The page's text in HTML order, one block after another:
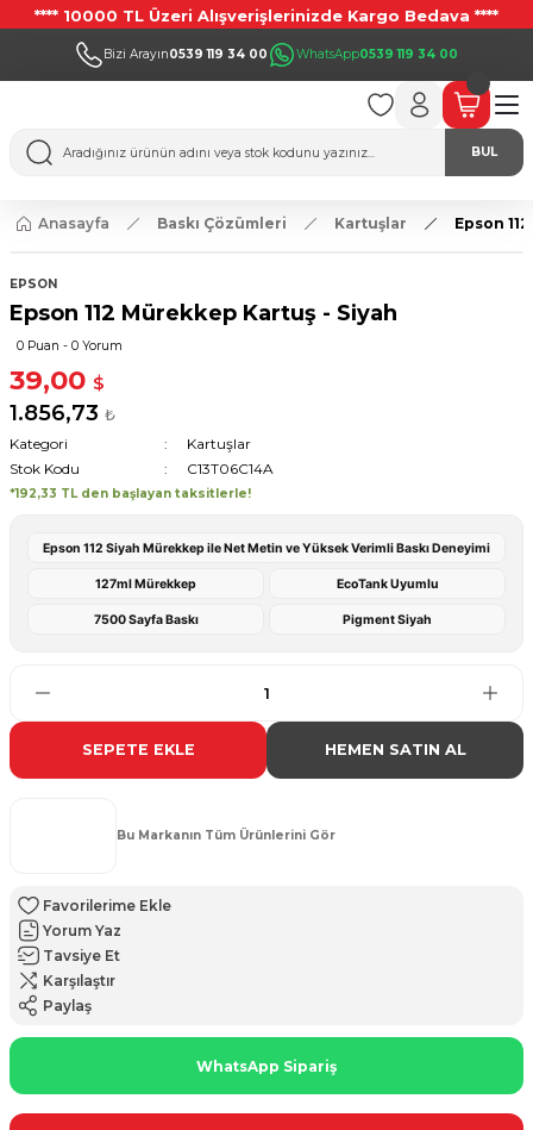
**** 10000 TL Üzeri Alışverişlerinizde Kargo Bedava ****
Bizi Arayın0539 119 34 00 WhatsApp0539 119 34 00
BUL
Anasayfa Baskı Çözümleri Kartuşlar Epson
EPSON
Epson 112 Mürekkep Kartuş - Siyah
0 Puan - 0 Yorum
39,00 $
1.856,73 ₺
Kategori
Kartuşlar
Stok Kodu
C13T06C14A
*192,33 TL den başlayan taksitlerle!
Epson 112 Siyah Mürekkep ile Net Metin ve Yüksek Verimli Baskı Deneyimi
127ml Mürekkep EcoTank Uyumlu
7500 Sayfa Baskı Pigment Siyah
SEPETE EKLE HEMEN SATIN AL
Bu Markanın Tüm Ürünlerini Gör
Yorum Yaz
Tavsiye Et
Karşılaştır
Paylaş
WhatsApp Sipariş